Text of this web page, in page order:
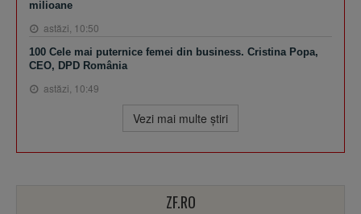
milioane
astăzi, 10:50
100 Cele mai puternice femei din business. Cristina Popa,
CEO, DPD România
astăzi, 10:49
Vezi mai multe ştiri
ZF.RO